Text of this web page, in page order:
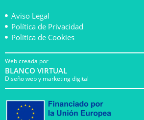
Aviso Legal
Política de Privacidad
Política de Cookies
Web creada por
BLANCO VIRTUAL
Diseño web y marketing digital